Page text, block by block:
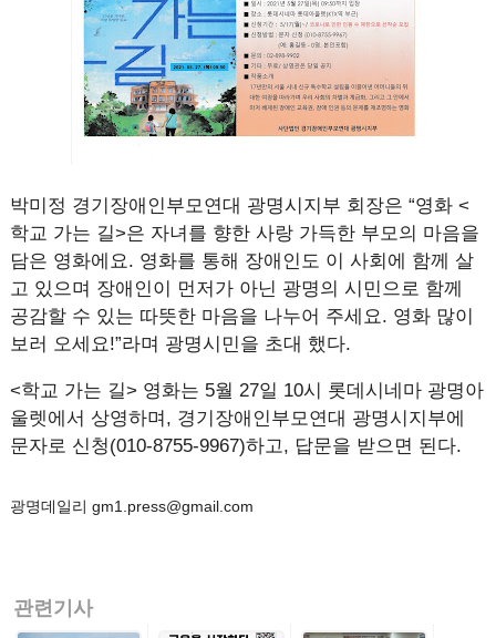
박미정 경기장애인부모연대 광명시지부 회장은 “영화 <
학교 가는 길>은 자녀를 향한 사랑 가득한 부모의 마음을
담은 영화에요. 영화를 통해 장애인도 이 사회에 함께 살
고 있으며 장애인이 먼저가 아닌 광명의 시민으로 함께
공감할 수 있는 따뜻한 마음을 나누어 주세요. 영화 많이
보러 오세요!”라며 광명시민을 초대 했다.
<학교 가는 길> 영화는 5월 27일 10시 롯데시네마 광명아
울렛에서 상영하며, 경기장애인부모연대 광명시지부에
문자로 신청(010-8755-9967)하고, 답문을 받으면 된다.
광명데일리 gm1.press@gmail.com
관련기사